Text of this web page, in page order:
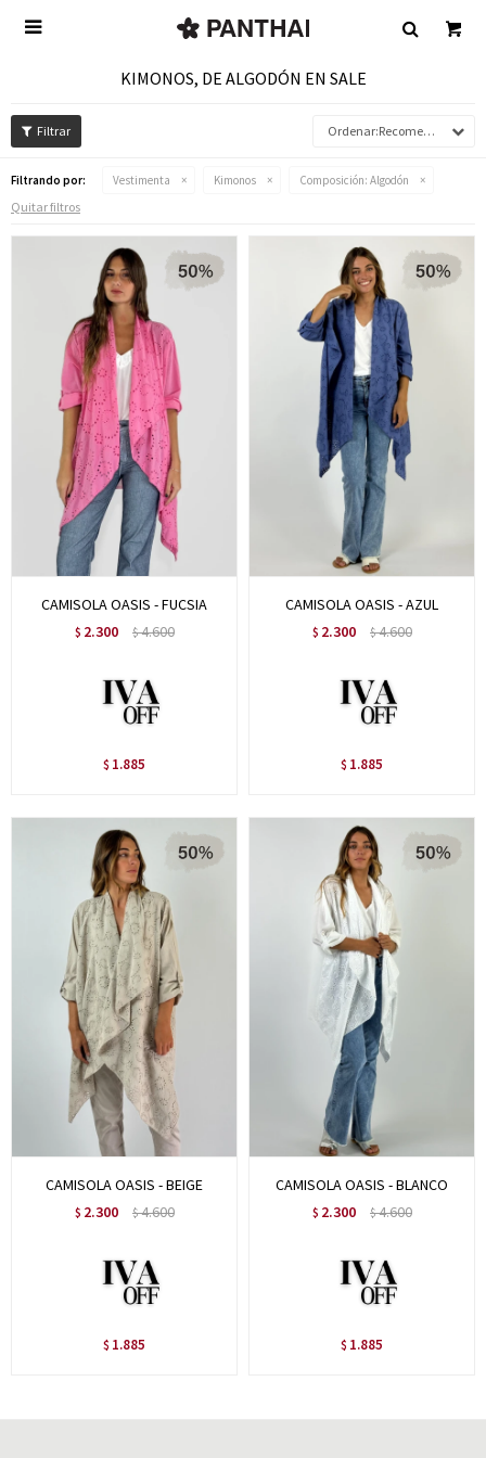

KIMONOS, DE ALGODÓN EN SALE
Recomendados
Filtrando por: Vestimenta Kimonos Composición: Algodón
Quitar filtros
CAMISOLA OASIS - FUCSIA
$ 2.300 $4.600
$ 1.885
CAMISOLA OASIS - AZUL
$ 2.300 $4.600
$ 1.885
CAMISOLA OASIS - BEIGE
$ 2.300 $4.600
$ 1.885
CAMISOLA OASIS - BLANCO
$ 2.300 $4.600
$ 1.885